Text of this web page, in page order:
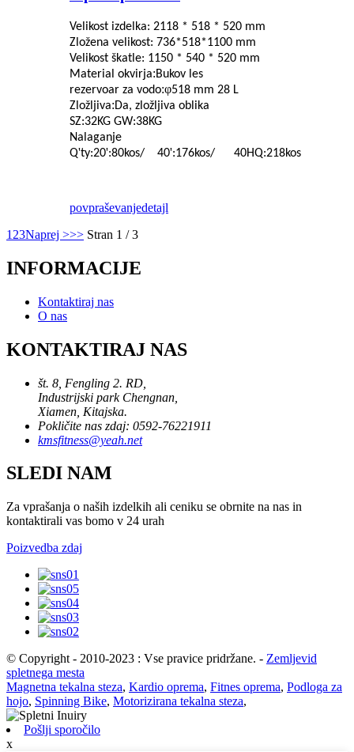
Velikost izdelka: 2118 * 518 * 520 mm
Zložena velikost: 736*518*1100 mm
Velikost škatle: 1150 * 540 * 520 mm
Material okvirja:Bukov les
rezervoar za vodo:φ518 mm 28 L
Zložljiva:Da, zložljiva oblika
SZ:32KG GW:38KG
Nalaganje
Q'ty:20':80kos/ 40':176kos/ 40HQ:218kos
povpraševanjedetajl
1 23Naprej >>> Stran 1 / 3
INFORMACIJE
Kontaktiraj nas
O nas
KONTAKTIRAJ NAS
št. 8, Fengling 2. RD,
Industrijski park Chengnan,
Xiamen, Kitajska.
Pokličite nas zdaj: 0592-76221911
kmsfitness@yeah.net
SLEDI NAM
Za vprašanja o naših izdelkih ali ceniku se obrnite na nas in
kontaktirali vas bomo v 24 urah
Poizvedba zdaj
© Copyright - 2010-2023 : Vse pravice pridržane. - Zemljevid
spletnega mesta
Magnetna tekalna steza, Kardio oprema, Fitnes oprema, Podloga za
hojo, Spinning Bike, Motorizirana tekalna steza,
Pošlji sporočilo
x